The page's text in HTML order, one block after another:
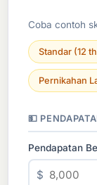
Coba contoh
Standar (12
Pernikahan
💵
Pendapatan
$